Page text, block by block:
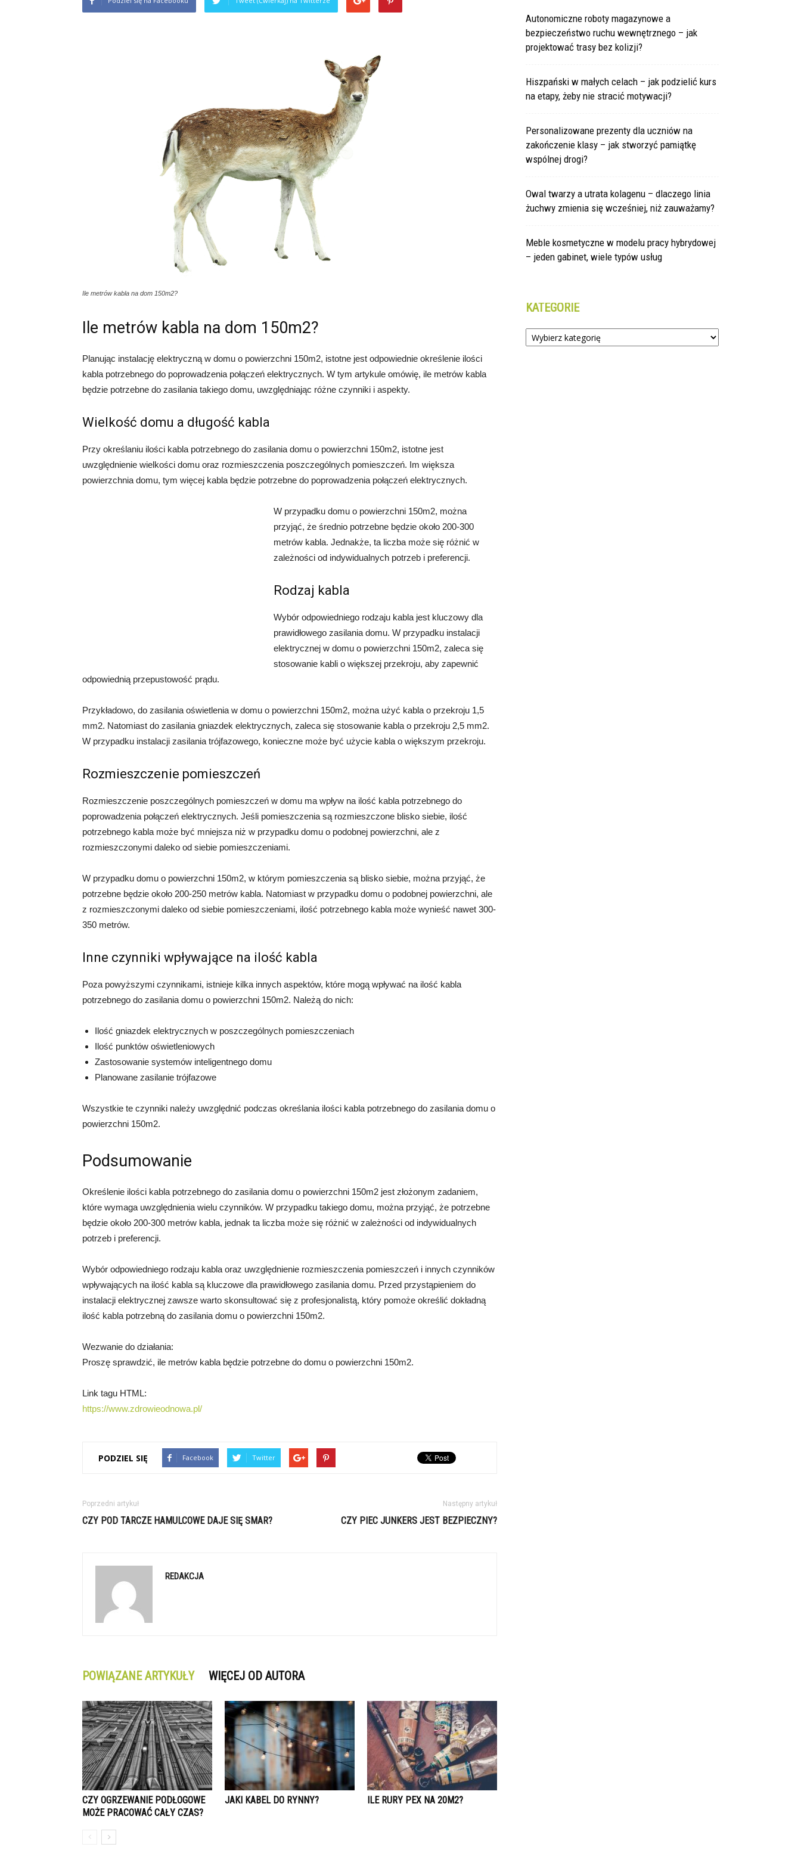
Ile metrów kabla na dom 150m2?
Ile metrów kabla na dom 150m2?
Planując instalację elektryczną w domu o powierzchni 150m2, istotne jest odpowiednie określenie ilości
kabla potrzebnego do poprowadzenia połączeń elektrycznych. W tym artykule omówię, ile metrów kabla
będzie potrzebne do zasilania takiego domu, uwzględniając różne czynniki i aspekty.
Wielkość domu a długość kabla
Przy określaniu ilości kabla potrzebnego do zasilania domu o powierzchni 150m2, istotne jest
uwzględnienie wielkości domu oraz rozmieszczenia poszczególnych pomieszczeń. Im większa
powierzchnia domu, tym więcej kabla będzie potrzebne do poprowadzenia połączeń elektrycznych.
W przypadku domu o powierzchni 150m2, można
przyjąć, że średnio potrzebne będzie około 200-300
metrów kabla. Jednakże, ta liczba może się różnić w
zależności od indywidualnych potrzeb i preferencji.
Rodzaj kabla
Wybór odpowiedniego rodzaju kabla jest kluczowy dla
prawidłowego zasilania domu. W przypadku instalacji
elektrycznej w domu o powierzchni 150m2, zaleca się
stosowanie kabli o większej przekroju, aby zapewnić
odpowiednią przepustowość prądu.
Przykładowo, do zasilania oświetlenia w domu o powierzchni 150m2, można użyć kabla o przekroju 1,5
mm2. Natomiast do zasilania gniazdek elektrycznych, zaleca się stosowanie kabla o przekroju 2,5 mm2.
W przypadku instalacji zasilania trójfazowego, konieczne może być użycie kabla o większym przekroju.
Rozmieszczenie pomieszczeń
Rozmieszczenie poszczególnych pomieszczeń w domu ma wpływ na ilość kabla potrzebnego do
poprowadzenia połączeń elektrycznych. Jeśli pomieszczenia są rozmieszczone blisko siebie, ilość
potrzebnego kabla może być mniejsza niż w przypadku domu o podobnej powierzchni, ale z
rozmieszczonymi daleko od siebie pomieszczeniami.
W przypadku domu o powierzchni 150m2, w którym pomieszczenia są blisko siebie, można przyjąć, że
potrzebne będzie około 200-250 metrów kabla. Natomiast w przypadku domu o podobnej powierzchni, ale
z rozmieszczonymi daleko od siebie pomieszczeniami, ilość potrzebnego kabla może wynieść nawet 300-
350 metrów.
Inne czynniki wpływające na ilość kabla
Poza powyższymi czynnikami, istnieje kilka innych aspektów, które mogą wpływać na ilość kabla
potrzebnego do zasilania domu o powierzchni 150m2. Należą do nich:
Ilość gniazdek elektrycznych w poszczególnych pomieszczeniach
Ilość punktów oświetleniowych
Zastosowanie systemów inteligentnego domu
Planowane zasilanie trójfazowe
Wszystkie te czynniki należy uwzględnić podczas określania ilości kabla potrzebnego do zasilania domu o
powierzchni 150m2.
Podsumowanie
Określenie ilości kabla potrzebnego do zasilania domu o powierzchni 150m2 jest złożonym zadaniem,
które wymaga uwzględnienia wielu czynników. W przypadku takiego domu, można przyjąć, że potrzebne
będzie około 200-300 metrów kabla, jednak ta liczba może się różnić w zależności od indywidualnych
potrzeb i preferencji.
Wybór odpowiedniego rodzaju kabla oraz uwzględnienie rozmieszczenia pomieszczeń i innych czynników
wpływających na ilość kabla są kluczowe dla prawidłowego zasilania domu. Przed przystąpieniem do
instalacji elektrycznej zawsze warto skonsultować się z profesjonalistą, który pomoże określić dokładną
ilość kabla potrzebną do zasilania domu o powierzchni 150m2.
Wezwanie do działania:
Proszę sprawdzić, ile metrów kabla będzie potrzebne do domu o powierzchni 150m2.
Link tagu HTML:
https://www.zdrowieodnowa.pl/
PODZIEL SIĘ Facebook Twitter
Poprzedni artykuł
CZY POD TARCZE HAMULCOWE DAJE SIĘ SMAR?
Następny artykuł
CZY PIEC JUNKERS JEST BEZPIECZNY?
REDAKCJA
POWIĄZANE ARTYKUŁY WIĘCEJ OD AUTORA
CZY OGRZEWANIE PODŁOGOWE
MOŻE PRACOWAĆ CAŁY CZAS?
JAKI KABEL DO RYNNY? ILE RURY PEX NA 20M2?
Autonomiczne roboty magazynowe a
bezpieczeństwo ruchu wewnętrznego – jak
projektować trasy bez kolizji?
Hiszpański w małych celach – jak podzielić kurs
na etapy, żeby nie stracić motywacji?
Personalizowane prezenty dla uczniów na
zakończenie klasy – jak stworzyć pamiątkę
wspólnej drogi?
Owal twarzy a utrata kolagenu – dlaczego linia
żuchwy zmienia się wcześniej, niż zauważamy?
Meble kosmetyczne w modelu pracy hybrydowej
– jeden gabinet, wiele typów usług
KATEGORIE
Kategorie